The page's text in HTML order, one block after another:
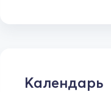
Календарь